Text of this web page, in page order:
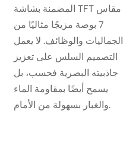
المضمنة بشاشة TFT مقاس
7 بوصة مزيجًا مثاليًا من
الجماليات والوظائف. لا يعمل
التصميم السلس على تعزيز
جاذبيته البصرية فحسب، بل
يسمح أيضًا بمقاومة الماء
والغبار بسهولة من الأمام.